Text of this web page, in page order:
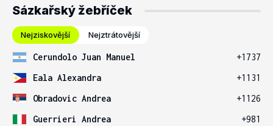
Sázkařský žebříček
Nejziskovější Nejztrátovější
Cerundolo Juan Manuel
+1737
Eala Alexandra
+1131
Obradovic Andrea
+1126
Guerrieri Andrea
+981